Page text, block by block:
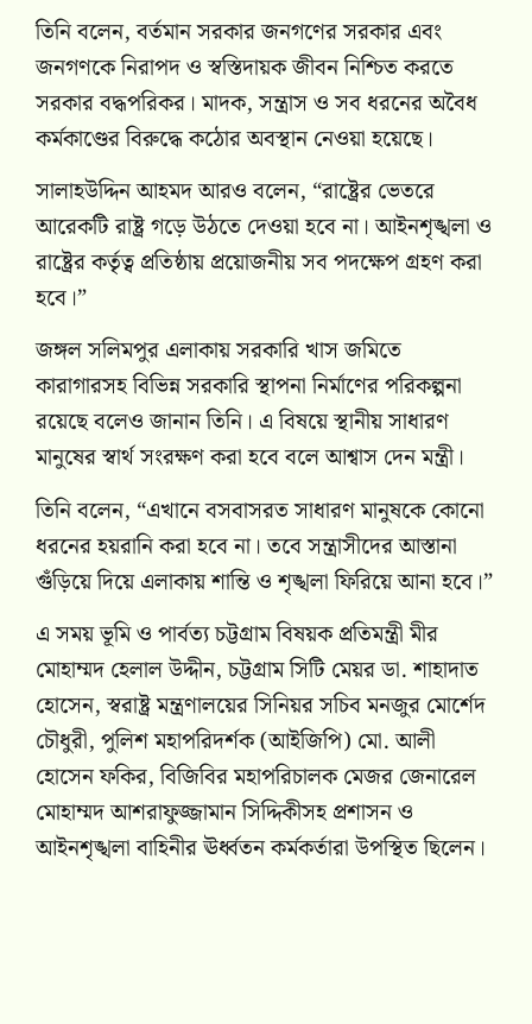
তিনি বলেন, বর্তমান সরকার জনগণের সরকার এবং
জনগণকে নিরাপদ ও স্বস্তিদায়ক জীবন নিশ্চিত করতে
সরকার বদ্ধপরিকর। মাদক, সন্ত্রাস ও সব ধরনের অবৈধ
কর্মকাণ্ডের বিরুদ্ধে কঠোর অবস্থান নেওয়া হয়েছে।
সালাহউদ্দিন আহমদ আরও বলেন, “রাষ্ট্রের ভেতরে
আরেকটি রাষ্ট্র গড়ে উঠতে দেওয়া হবে না। আইনশৃঙ্খলা ও
রাষ্ট্রের কর্তৃত্ব প্রতিষ্ঠায় প্রয়োজনীয় সব পদক্ষেপ গ্রহণ করা
হবে।”
জঙ্গল সলিমপুর এলাকায় সরকারি খাস জমিতে
কারাগারসহ বিভিন্ন সরকারি স্থাপনা নির্মাণের পরিকল্পনা
রয়েছে বলেও জানান তিনি। এ বিষয়ে স্থানীয় সাধারণ
মানুষের স্বার্থ সংরক্ষণ করা হবে বলে আশ্বাস দেন মন্ত্রী।
তিনি বলেন, “এখানে বসবাসরত সাধারণ মানুষকে কোনো
ধরনের হয়রানি করা হবে না। তবে সন্ত্রাসীদের আস্তানা
গুঁড়িয়ে দিয়ে এলাকায় শান্তি ও শৃঙ্খলা ফিরিয়ে আনা হবে।”
এ সময় ভূমি ও পার্বত্য চট্টগ্রাম বিষয়ক প্রতিমন্ত্রী মীর
মোহাম্মদ হেলাল উদ্দীন, চট্টগ্রাম সিটি মেয়র ডা. শাহাদাত
হোসেন, স্বরাষ্ট্র মন্ত্রণালয়ের সিনিয়র সচিব মনজুর মোর্শেদ
চৌধুরী, পুলিশ মহাপরিদর্শক (আইজিপি) মো. আলী
হোসেন ফকির, বিজিবির মহাপরিচালক মেজর জেনারেল
মোহাম্মদ আশরাফুজ্জামান সিদ্দিকীসহ প্রশাসন ও
আইনশৃঙ্খলা বাহিনীর ঊর্ধ্বতন কর্মকর্তারা উপস্থিত ছিলেন।